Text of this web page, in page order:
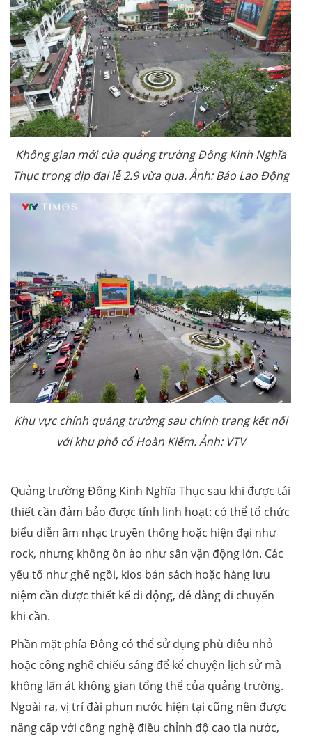
Không gian mới của quảng trường Đông Kinh Nghĩa
Thục trong dịp đại lễ 2.9 vừa qua. Ảnh: Báo Lao Động
Khu vực chính quảng trường sau chỉnh trang kết nối
với khu phố cổ Hoàn Kiếm. Ảnh: VTV
Quảng trường Đông Kinh Nghĩa Thục sau khi được tái
thiết cần đảm bảo được tính linh hoạt: có thể tổ chức
biểu diễn âm nhạc truyền thống hoặc hiện đại như
rock, nhưng không ồn ào như sân vận động lớn. Các
yếu tố như ghế ngồi, kios bán sách hoặc hàng lưu
niệm cần được thiết kế di động, dễ dàng di chuyển
khi cần.
Phần mặt phía Đông có thể sử dụng phù điêu nhỏ
hoặc công nghệ chiếu sáng để kể chuyện lịch sử mà
không lấn át không gian tổng thể của quảng trường.
Ngoài ra, vị trí đài phun nước hiện tại cũng nên được
nâng cấp với công nghệ điều chỉnh độ cao tia nước,